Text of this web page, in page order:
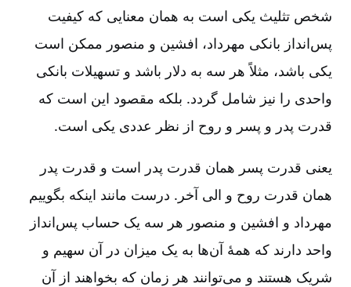
شخص تثلیث یکی است به همان معنایی که کیفیت
پس‌انداز بانکی مهرداد، افشین و منصور ممکن است
یکی باشد، مثلاً هر سه به دلار باشد و تسهیلات بانکی
واحدی را نیز شامل گردد. بلکه مقصود این است که
قدرت پدر و پسر و روح از نظر عددی یکی است.
یعنی قدرت پسر همان قدرت پدر است و قدرت پدر
همان قدرت روح و الی آخر. درست مانند اینکه بگوییم
مهرداد و افشین و منصور هر سه یک حساب پس‌انداز
واحد دارند که همۀ آن‌ها به یک میزان در آن سهیم و
شریک هستند و می‌توانند هر زمان که بخواهند از آن